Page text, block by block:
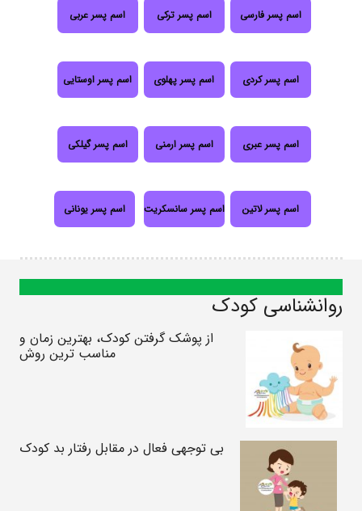
اسم پسر فارسی اسم پسر ترکی اسم پسر عربی
اسم پسر کردی اسم پسر پهلوی اسم پسر اوستایی
اسم پسر عبری اسم پسر ارمنی اسم پسر گیلکی
اسم پسر لاتین اسم پسر سانسکریت اسم پسر یونانی
روانشناسی کودک
از پوشک گرفتن کودک، بهترین زمان و
مناسب ترین روش
بی توجهی فعال در مقابل رفتار بد کودک